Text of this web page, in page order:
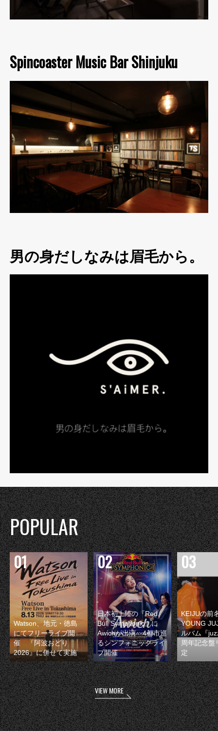
Spincoaster Music Bar Shinjuku
男の身だしなみは眉毛から。
POPULAR
Watson、地元・徳島
にてフリーライブ開
催 『阿波おどり
2026』に併せて実施
日本初上陸の『Red
Bull Symphonic』に
Awichが出演 4都市巡
るシンフォニックライ
ブ開催
KEIJUの前
YOUNG
ルバム『
周年記念盤
定
VIEW MORE